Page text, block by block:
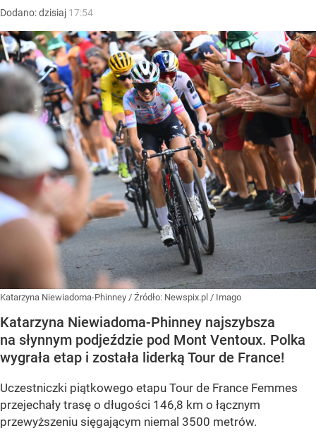
Dodano:dzisiaj 17:54
Katarzyna Niewiadoma-Phinney / Źródło: Newspix.pl / Imago
Katarzyna Niewiadoma-Phinney najszybsza
na słynnym podjeździe pod Mont Ventoux. Polka
wygrała etap i została liderką Tour de France!
Uczestniczki piątkowego etapu Tour de France Femmes
przejechały trasę o długości 146,8 km o łącznym
przewyższeniu sięgającym niemal 3500 metrów.